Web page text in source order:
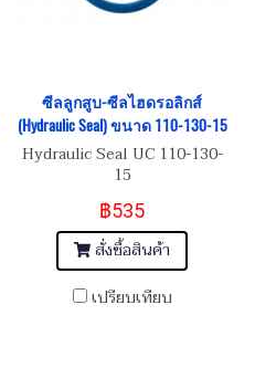
ซีลลูกสูบ-ซีลไฮดรอลิกส์
(Hydraulic Seal) ขนาด 110-130-15
Hydraulic Seal UC 110-130-
15
฿535
สั่งซื้อสินค้า
เปรียบเทียบ